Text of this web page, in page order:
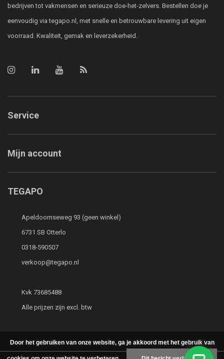
bedrijven tot vakmensen en serieuze doe-het-zelvers. Bestellen doe je
eenvoudig via tegapo.nl, met snelle en betrouwbare levering uit eigen
voorraad. Kwaliteit, gemak en leverzekerheid.
Service
Mijn account
TEGAPO
Apeldoornseweg 93 (geen winkel)
6731 SB Otterlo
0318-590507
verkoop@tegapo.nl
Kvk 73685488
Alle prijzen zijn excl. btw
Door het gebruiken van onze website, ga je akkoord met het gebruik van